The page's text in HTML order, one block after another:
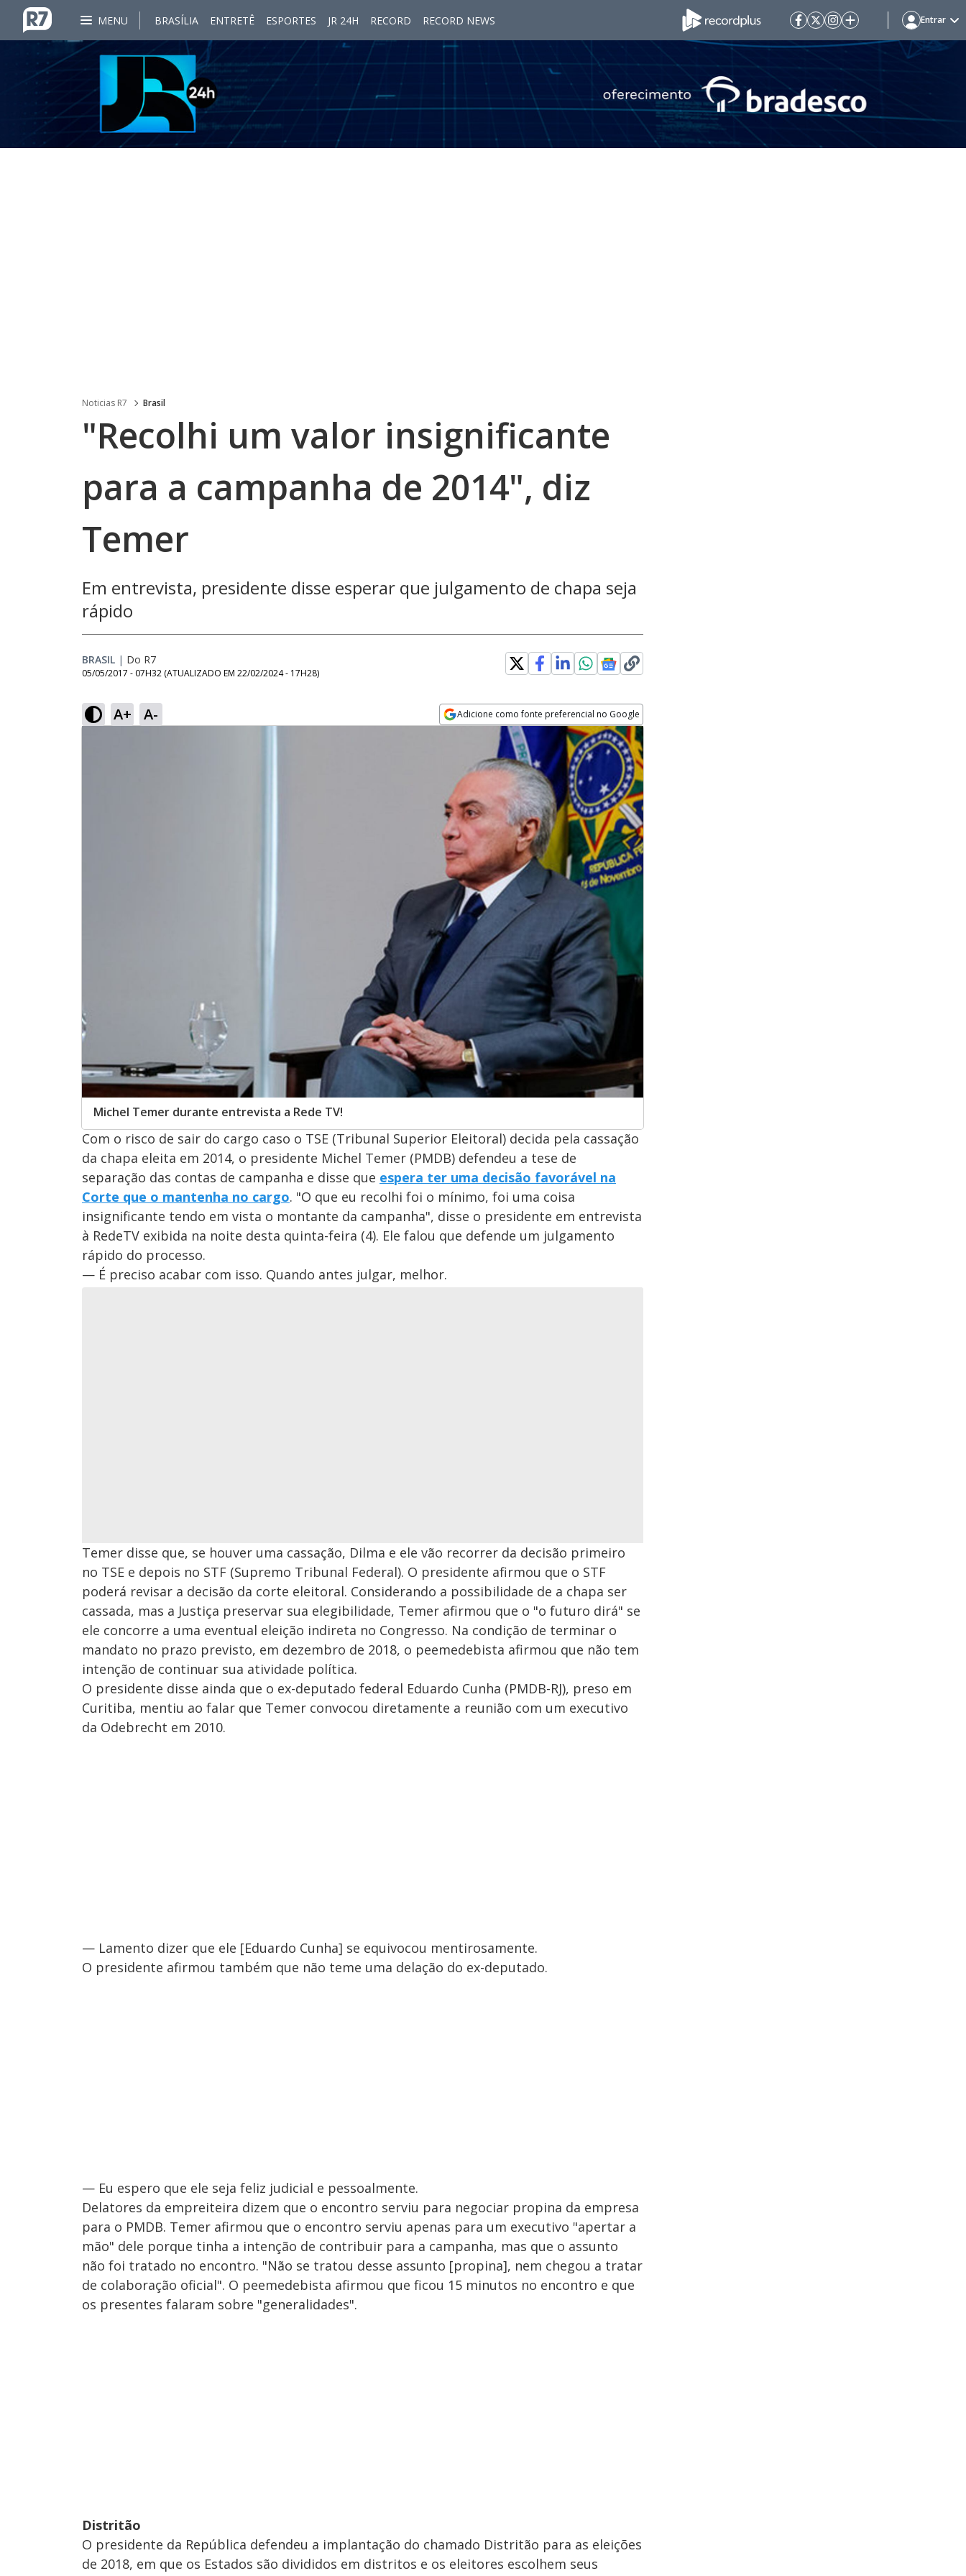
MENU BRASÍLIA ENTRETÊ ESPORTES JR 24H RECORD RECORD NEWS Entrar
Noticias R7 Brasil
"Recolhi um valor insignificante
para a campanha de 2014", diz
Temer
Em entrevista, presidente disse esperar que julgamento de chapa seja
rápido
BRASIL | Do R7
05/05/2017 - 07H32 (ATUALIZADO EM 22/02/2024 - 17H28)
A+ A- Adicione como fonte preferencial no Google
Opens in new window
Michel Temer durante entrevista a Rede TV!
Com o risco de sair do cargo caso o TSE (Tribunal Superior Eleitoral) decida pela cassação
da chapa eleita em 2014, o presidente Michel Temer (PMDB) defendeu a tese de
separação das contas de campanha e disse que espera ter uma decisão favorável na
Corte que o mantenha no cargo. "O que eu recolhi foi o mínimo, foi uma coisa
insignificante tendo em vista o montante da campanha", disse o presidente em entrevista
à RedeTV exibida na noite desta quinta-feira (4). Ele falou que defende um julgamento
rápido do processo.
— É preciso acabar com isso. Quando antes julgar, melhor.
Temer disse que, se houver uma cassação, Dilma e ele vão recorrer da decisão primeiro
no TSE e depois no STF (Supremo Tribunal Federal). O presidente afirmou que o STF
poderá revisar a decisão da corte eleitoral. Considerando a possibilidade de a chapa ser
cassada, mas a Justiça preservar sua elegibilidade, Temer afirmou que o "o futuro dirá" se
ele concorre a uma eventual eleição indireta no Congresso. Na condição de terminar o
mandato no prazo previsto, em dezembro de 2018, o peemedebista afirmou que não tem
intenção de continuar sua atividade política.
O presidente disse ainda que o ex-deputado federal Eduardo Cunha (PMDB-RJ), preso em
Curitiba, mentiu ao falar que Temer convocou diretamente a reunião com um executivo
da Odebrecht em 2010.
— Lamento dizer que ele [Eduardo Cunha] se equivocou mentirosamente.
O presidente afirmou também que não teme uma delação do ex-deputado.
— Eu espero que ele seja feliz judicial e pessoalmente.
Delatores da empreiteira dizem que o encontro serviu para negociar propina da empresa
para o PMDB. Temer afirmou que o encontro serviu apenas para um executivo "apertar a
mão" dele porque tinha a intenção de contribuir para a campanha, mas que o assunto
não foi tratado no encontro. "Não se tratou desse assunto [propina], nem chegou a tratar
de colaboração oficial". O peemedebista afirmou que ficou 15 minutos no encontro e que
os presentes falaram sobre "generalidades".
Distritão
O presidente da República defendeu a implantação do chamado Distritão para as eleições
de 2018, em que os Estados são divididos em distritos e os eleitores escolhem seus